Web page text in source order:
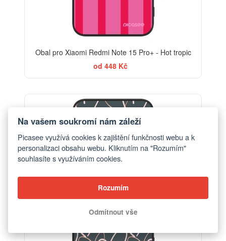
Obal pro Xiaomi Redmi Note 15 Pro+ - Hot tropic
od 448 Kč
Na vašem soukromí nám záleží
Picasee využívá cookies k zajištění funkčnosti webu a k
personalizaci obsahu webu. Kliknutím na "Rozumím"
souhlasíte s využíváním cookies.
Rozumím
Odmítnout vše